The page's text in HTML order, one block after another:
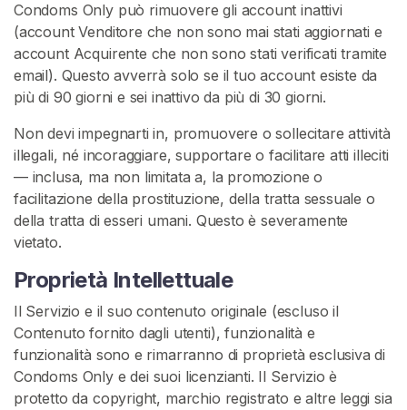
Condoms Only può rimuovere gli account inattivi
(account Venditore che non sono mai stati aggiornati e
account Acquirente che non sono stati verificati tramite
email). Questo avverrà solo se il tuo account esiste da
più di 90 giorni e sei inattivo da più di 30 giorni.
Non devi impegnarti in, promuovere o sollecitare attività
illegali, né incoraggiare, supportare o facilitare atti illeciti
— inclusa, ma non limitata a, la promozione o
facilitazione della prostituzione, della tratta sessuale o
della tratta di esseri umani. Questo è severamente
vietato.
Proprietà Intellettuale
Il Servizio e il suo contenuto originale (escluso il
Contenuto fornito dagli utenti), funzionalità e
funzionalità sono e rimarranno di proprietà esclusiva di
Condoms Only e dei suoi licenzianti. Il Servizio è
protetto da copyright, marchio registrato e altre leggi sia